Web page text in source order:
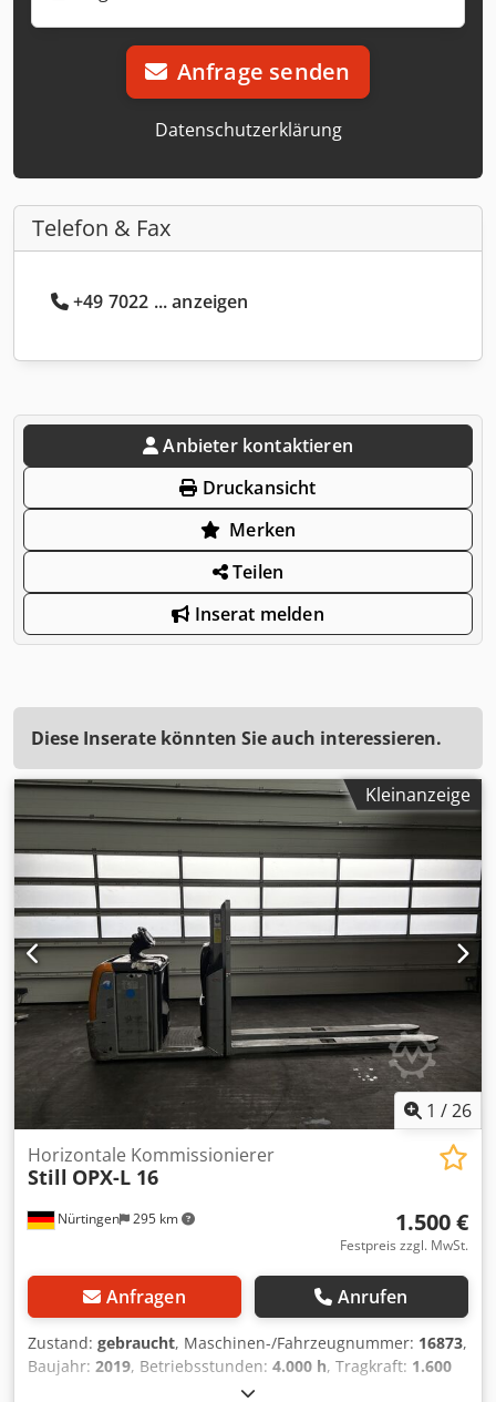
Anfrage senden
Datenschutzerklärung
Telefon & Fax
+49 7022 ... anzeigen
Anbieter kontaktieren
Druckansicht
Merken
Teilen
Inserat melden
Diese Inserate könnten Sie auch interessieren.
Kleinanzeige
1 /26
Nürtingen 295 km
Horizontale Kommissionierer
Still OPX-L 16
1.500 €
Festpreis zzgl. MwSt.
Anfragen Anrufen
Zustand: gebraucht, Maschinen-/Fahrzeugnummer: 16873,
Baujahr: 2019, Betriebsstunden: 4.000 h, Tragkraft: 1.600
, Lastschwerpunkt: